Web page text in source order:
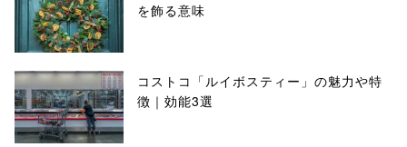
を飾る意味
コストコ「ルイボスティー」の魅力や特
徴｜効能3選